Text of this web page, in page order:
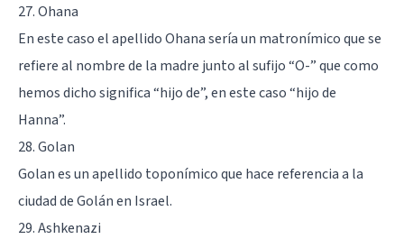
27. Ohana
En este caso el apellido Ohana sería un matronímico que se
refiere al nombre de la madre junto al sufijo “O-” que como
hemos dicho significa “hijo de”, en este caso “hijo de
Hanna”.
28. Golan
Golan es un apellido toponímico que hace referencia a la
ciudad de Golán en Israel.
29. Ashkenazi